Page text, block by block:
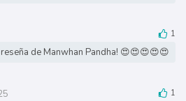
1
de Manwhan Pandha! 😍😍😍😍😍
1